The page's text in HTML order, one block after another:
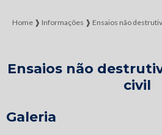
Home ❱ Informações ❱ Ensaios não
Ensaios não
civil
Galeria